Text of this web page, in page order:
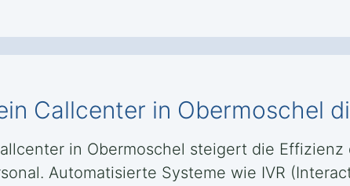
Callcenter in Obermoschel
in Obermoschel steigert die
Automatisierte Systeme wie IVR